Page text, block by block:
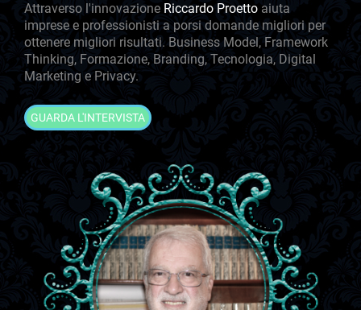
Attraverso l'innovazione Riccardo Proetto aiuta
imprese e professionisti a porsi domande migliori per
ottenere migliori risultati. Business Model, Framework
Thinking, Formazione, Branding, Tecnologia, Digital
Marketing e Privacy.
GUARDA L'INTERVISTA